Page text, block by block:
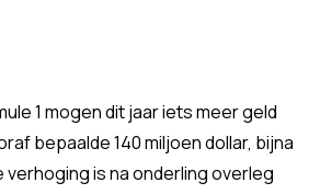
1 mogen dit jaar iets meer geld
bepaalde 140 miljoen dollar, bijna
verhoging is na onderling overleg